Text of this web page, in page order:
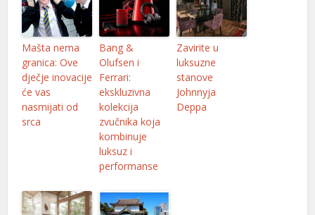
Mašta nema
granica: Ove
dječje inovacije
će vas
nasmijati od
srca
Bang &
Olufsen i
Ferrari:
ekskluzivna
kolekcija
zvučnika koja
kombinuje
luksuz i
performanse
Zavirite u
luksuzne
stanove
Johnnyja
Deppa